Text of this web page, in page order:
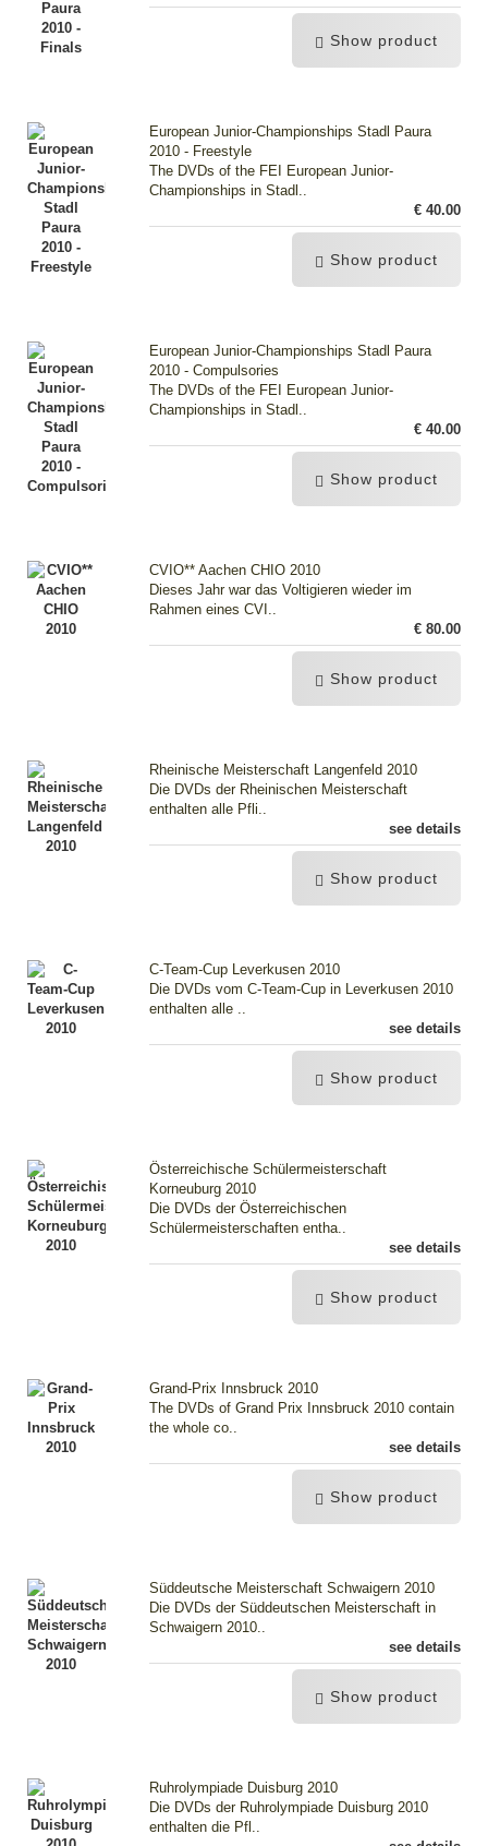
Show product
European Junior-Championships Stadl Paura
2010 - Freestyle
The DVDs of the FEI European Junior-
Championships in Stadl..
€ 40.00
Show product
European Junior-Championships Stadl Paura
2010 - Compulsories
The DVDs of the FEI European Junior-
Championships in Stadl..
€ 40.00
Show product
CVIO** Aachen CHIO 2010
Dieses Jahr war das Voltigieren wieder im
Rahmen eines CVI..
€ 80.00
Show product
Rheinische Meisterschaft Langenfeld 2010
Die DVDs der Rheinischen Meisterschaft
enthalten alle Pfli..
see details
Show product
C-Team-Cup Leverkusen 2010
Die DVDs vom C-Team-Cup in Leverkusen 2010
enthalten alle ..
see details
Show product
Österreichische Schülermeisterschaft
Korneuburg 2010
Die DVDs der Österreichischen
Schülermeisterschaften entha..
see details
Show product
Grand-Prix Innsbruck 2010
The DVDs of Grand Prix Innsbruck 2010 contain
the whole co..
see details
Show product
Süddeutsche Meisterschaft Schwaigern 2010
Die DVDs der Süddeutschen Meisterschaft in
Schwaigern 2010..
see details
Show product
Ruhrolympiade Duisburg 2010
Die DVDs der Ruhrolympiade Duisburg 2010
enthalten die Pfl..